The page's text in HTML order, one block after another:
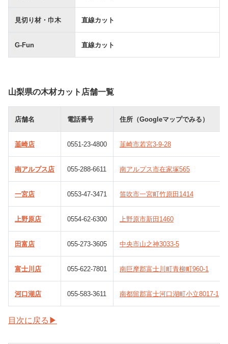
⾒切り材・⼱⽊ 直線カット
G-Fun 直線カット
山梨県の木材カット店舗一覧
店舗名 電話番号 住所（Googleマップでみる）
韮崎店 0551-23-4800 韮崎市若宮3-9-28
南アルプス店 055-288-6611 南アルプス市在家塚565
一宮店 0553-47-3471 笛吹市一宮町竹原田1414
上野原店 0554-62-6300 上野原市新田1460
田富店 055-273-3605 中央市山之神3033-5
富士川店 055-622-7801 南巨摩郡富士川町青柳町960-1
河口湖店 055-583-3611 南都留郡富士河口湖町小立8017-1
目次に戻る▶